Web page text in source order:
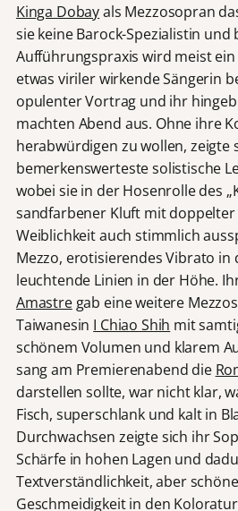
Kinga Dobayals Mezzosopran
sie keine Barock-Spezialistin und
Aufführungspraxis wird meist
etwas viriler wirkende Sängerin
opulenter Vortrag und ihr
machten Abend aus. Ohne ihre
herabwürdigen zu wollen, zeigte
bemerkenswerteste solistische
wobei sie in der Hosenrolle des
sandfarbener Kluft mit
Weiblichkeit auch stimmlich
Mezzo, erotisierendes Vibrato in
leuchtende Linien in der Höhe.
Amastregab eine weitere
Taiwanesin I Chiao Shih mit
schönem Volumen und klarem
sang am Premierenabend die
darstellen sollte, war nicht klar,
Fisch, superschlank und kalt in
Durchwachsen zeigte sich ihr
Schärfe in hohen Lagen und
Textverständlichkeit, aber
Geschmeidigkeit in den